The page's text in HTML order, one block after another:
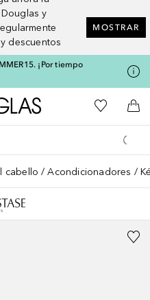
y
descuentos
MOSTRAR
¡Por tiempo
A Douglas HomeMi lista de
A
cabello Acondicionadores